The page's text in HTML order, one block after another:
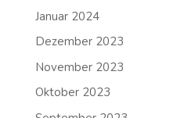
Januar 2024
Dezember 2023
November 2023
Oktober 2023